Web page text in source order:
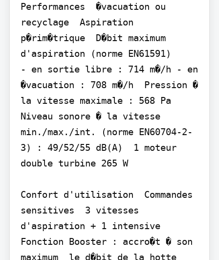
Performances  �vacuation ou
recyclage  Aspiration
p�rim�trique  D�bit maximum
d'aspiration (norme EN61591)
- en sortie libre : 714 m�/h - en
�vacuation : 708 m�/h  Pression �
la vitesse maximale : 568 Pa
Niveau sonore � la vitesse
min./max./int. (norme EN60704-2-
3) : 49/52/55 dB(A)  1 moteur
double turbine 265 W
Confort d'utilisation  Commandes
sensitives  3 vitesses
d'aspiration + 1 intensive
Fonction Booster : accro�t � son
maximum  le d�bit de la hotte